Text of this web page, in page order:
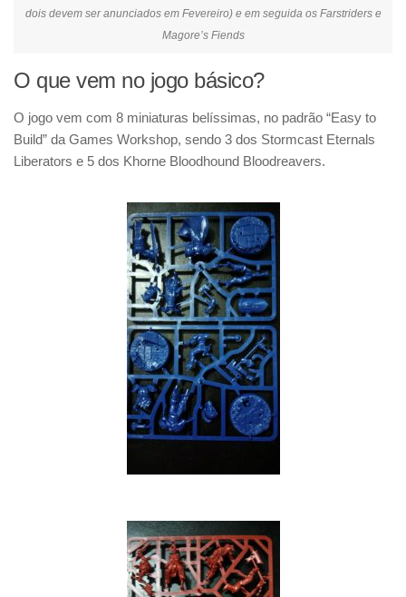
dois devem ser anunciados em Fevereiro) e em seguida os Farstriders e
Magore’s Fiends
O que vem no jogo básico?
O jogo vem com 8 miniaturas belíssimas, no padrão “Easy to
Build” da Games Workshop, sendo 3 dos Stormcast Eternals
Liberators e 5 dos Khorne Bloodhound Bloodreavers.